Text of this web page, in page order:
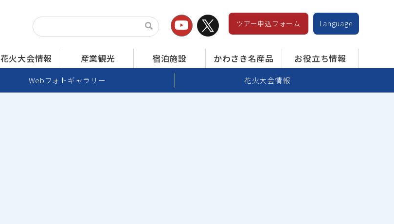
ツアー申込フォーム Language
花火大会情報 産業観光 宿泊施設 かわさき名産品 お役立ち情報
Webフォトギャラリー 花火大会情報